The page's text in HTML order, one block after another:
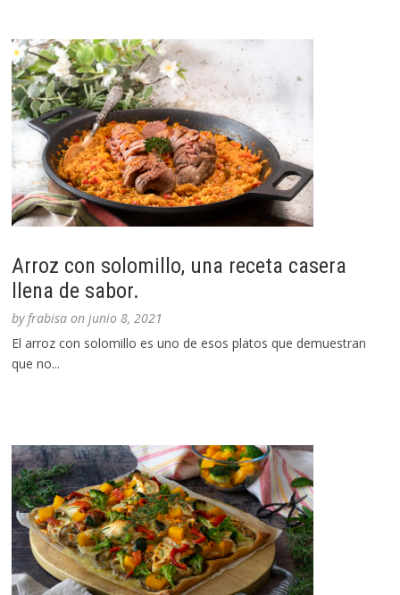
Arroz con solomillo, una receta casera
llena de sabor.
byfrabisa onjunio 8, 2021
El arroz con solomillo es uno de esos platos que demuestran
que no...